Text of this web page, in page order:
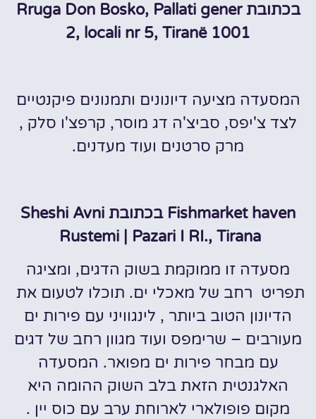
בכתובת Rruga Don Bosko, Pallati gener
2, locali nr 5, Tiranë 1001
המסעדה מציעה דיונונים ותמנונים פיקנטיים
לצד צ'יפס, סביצ'ה דג מוסר, קרפצ'ו סלק ,
מרק סרטנים ועוד מעדנים.
Fishmarket haven בכתובת Sheshi Avni
Rustemi | Pazari I RI., Tirana
מסעדה זו ממוקמת בשוק הדגים, ומציגה
תפריט רחב של מאכלי ים. תוכלו לטעום את
הדיונון הטוב ביותר , לינגוויני עם פירות ים
מעורבים – שרימפס ועוד מגוון רחב של דגים
עם מבחר פירות ים מפואר. המסעדה
האלגנטית הזאת בלב השוק ההומה היא
מקום פופולארי לארוחת ערב עם כוס יין .